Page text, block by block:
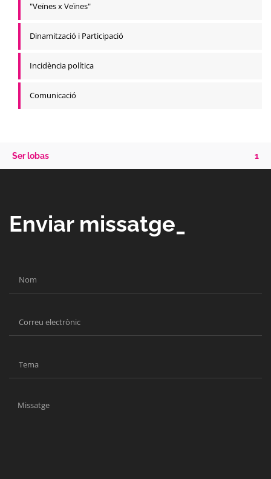
"Veïnes x Veïnes"
Dinamització i Participació
Incidència política
Comunicació
Ser lobas 1
Enviar missatge_